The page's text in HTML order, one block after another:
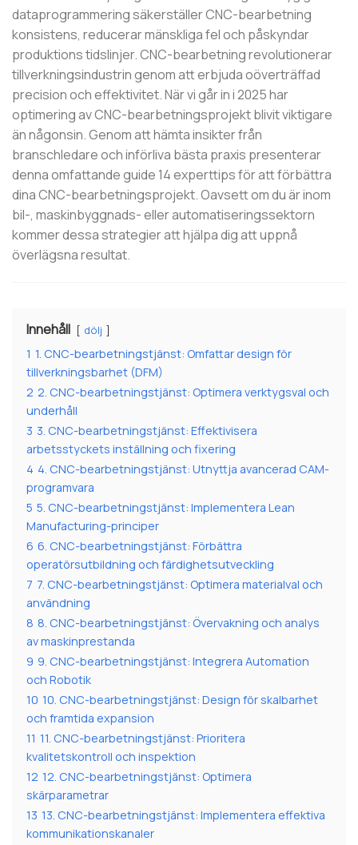
dataprogrammering säkerställer CNC-bearbetning
konsistens, reducerar mänskliga fel och påskyndar
produktions tidslinjer. CNC-bearbetning revolutionerar
tillverkningsindustrin genom att erbjuda oöverträffad
precision och effektivitet. När vi går in i 2025 har
optimering av CNC-bearbetningsprojekt blivit viktigare
än någonsin. Genom att hämta insikter från
branschledare och införliva bästa praxis presenterar
denna omfattande guide 14 experttips för att förbättra
dina CNC-bearbetningsprojekt. Oavsett om du är inom
bil-, maskinbyggnads- eller automatiseringssektorn
kommer dessa strategier att hjälpa dig att uppnå
överlägsna resultat.
Innehåll dölj
1 1. CNC-bearbetningstjänst: Omfattar design för
tillverkningsbarhet (DFM)
2 2. CNC-bearbetningstjänst: Optimera verktygsval och
underhåll
3 3. CNC-bearbetningstjänst: Effektivisera
arbetsstyckets inställning och fixering
4 4. CNC-bearbetningstjänst: Utnyttja avancerad CAM-
programvara
5 5. CNC-bearbetningstjänst: Implementera Lean
Manufacturing-principer
6 6. CNC-bearbetningstjänst: Förbättra
operatörsutbildning och färdighetsutveckling
7 7. CNC-bearbetningstjänst: Optimera materialval och
användning
8 8. CNC-bearbetningstjänst: Övervakning och analys
av maskinprestanda
9 9. CNC-bearbetningstjänst: Integrera Automation
och Robotik
10 10. CNC-bearbetningstjänst: Design för skalbarhet
och framtida expansion
11 11. CNC-bearbetningstjänst: Prioritera
kvalitetskontroll och inspektion
12 12. CNC-bearbetningstjänst: Optimera
skärparametrar
13 13. CNC-bearbetningstjänst: Implementera effektiva
kommunikationskanaler